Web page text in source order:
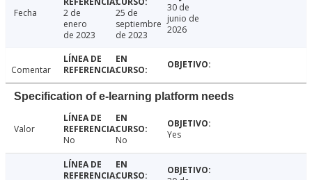
Fecha
2 de
enero
de 2023
25 de
septiembre
de 2023
30 de
junio de
2026
Comentar
Specification of e-learning platform needs
Valor
No
No Yes